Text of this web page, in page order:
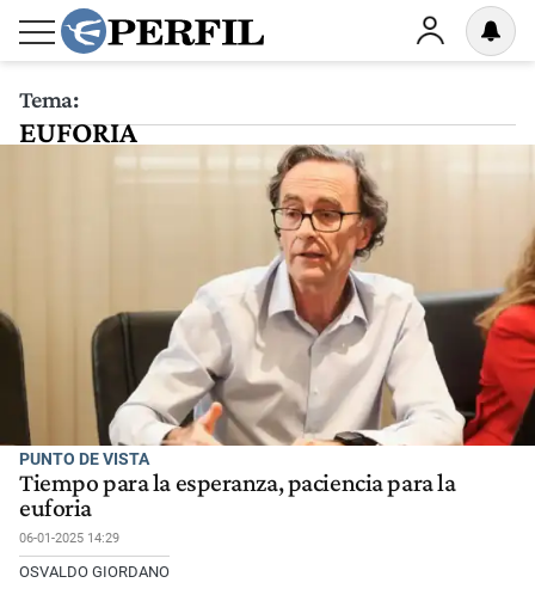
Tema:
EUFORIA
PUNTO DE VISTA
Tiempo para la esperanza, paciencia para la
euforia
06-01-2025 14:29
OSVALDO GIORDANO